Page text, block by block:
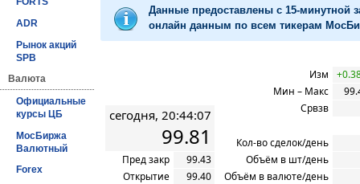
ADR
Рынок акций
SPB
Валюта
Официальные
курсы ЦБ
МосБиржа
Валютный
Forex
Данные предоставлены с 15-минутной
онлайн данным по всем тикерам
сегодня, 20:44:07
99.81
Пред закр
99.43
Открытие
99.40
Изм
Мин – Макс
Срвзв
Кол-во сделок/день
Объём в шт/день
Объём в валюте/день